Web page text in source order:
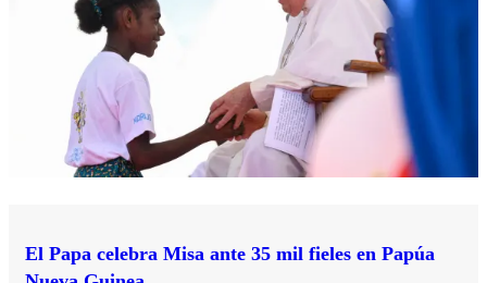
El Papa celebra Misa ante 35 mil fieles en Papúa